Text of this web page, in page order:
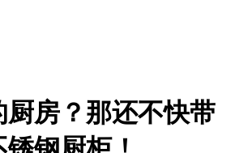
房？那还不快带